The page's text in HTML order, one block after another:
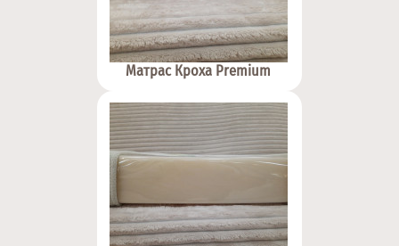
Матрас Кроха Premium